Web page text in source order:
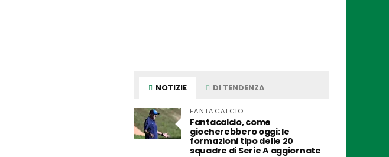
NOTIZIE DI TENDENZA
FANTACALCIO
Fantacalcio, come
giocherebbero oggi: le
formazioni tipo delle 20
squadre di Serie A aggiornate